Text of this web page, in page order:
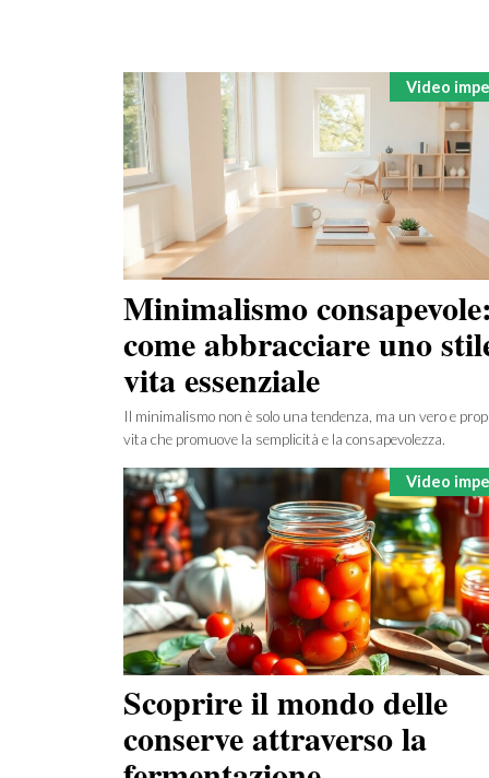
Minimalismo consapevole:
come abbracciare uno
vita essenziale
Il minimalismo non è solo una tendenza, ma un vero e
vita che promuove la semplicità e la consapevolezza.
Categorie
Video
Scoprire il mondo delle
conserve attraverso la
Categorie
Video